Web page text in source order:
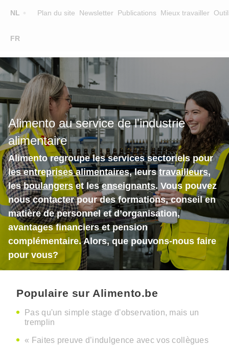
NL
FR
Plan du site Newsletter Publications Mieux travailler
Main
navigation
FORMATION
FORMATEURS
SUR ALIMENTO
EQUIPE
CONTACT
CHERCHER UNE FORMATION
Alimento au service de l'industrie
alimentaire
Alimento regroupe les services sectoriels pour
les entreprises alimentaires, leurstravailleurs,
lesboulangerset lesenseignants. Vous pouvez
nous contacter pour des formations, conseil en
matière de personnel et d’organisation,
avantages financiers et pension
complémentaire. Alors, que pouvons-nous faire
pour vous?
Populaire sur Alimento.be
Pas qu'un simple stage d'observation, mais un
tremplin
« Faites preuve d’indulgence avec vos collègues